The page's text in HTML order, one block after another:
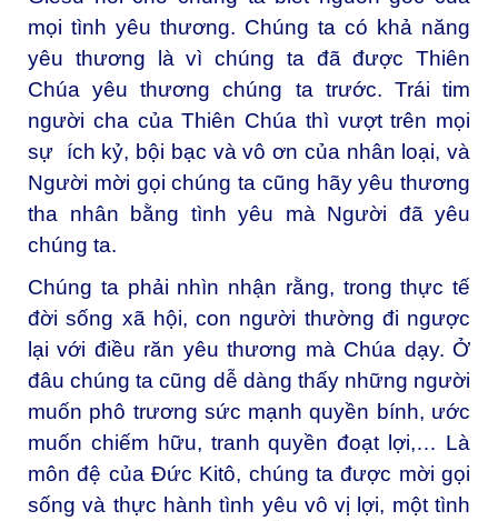
mọi tình yêu thương. Chúng ta có khả năng
yêu thương là vì chúng ta đã được Thiên
Chúa yêu thương chúng ta trước. Trái tim
người cha của Thiên Chúa thì vượt trên mọi
sự ích kỷ, bội bạc và vô ơn của nhân loại, và
Người mời gọi chúng ta cũng hãy yêu thương
tha nhân bằng tình yêu mà Người đã yêu
chúng ta.
Chúng ta phải nhìn nhận rằng, trong thực tế
đời sống xã hội, con người thường đi ngược
lại với điều răn yêu thương mà Chúa dạy. Ở
đâu chúng ta cũng dễ dàng thấy những người
muốn phô trương sức mạnh quyền bính, ước
muốn chiếm hữu, tranh quyền đoạt lợi,… Là
môn đệ của Đức Kitô, chúng ta được mời gọi
sống và thực hành tình yêu vô vị lợi, một tình